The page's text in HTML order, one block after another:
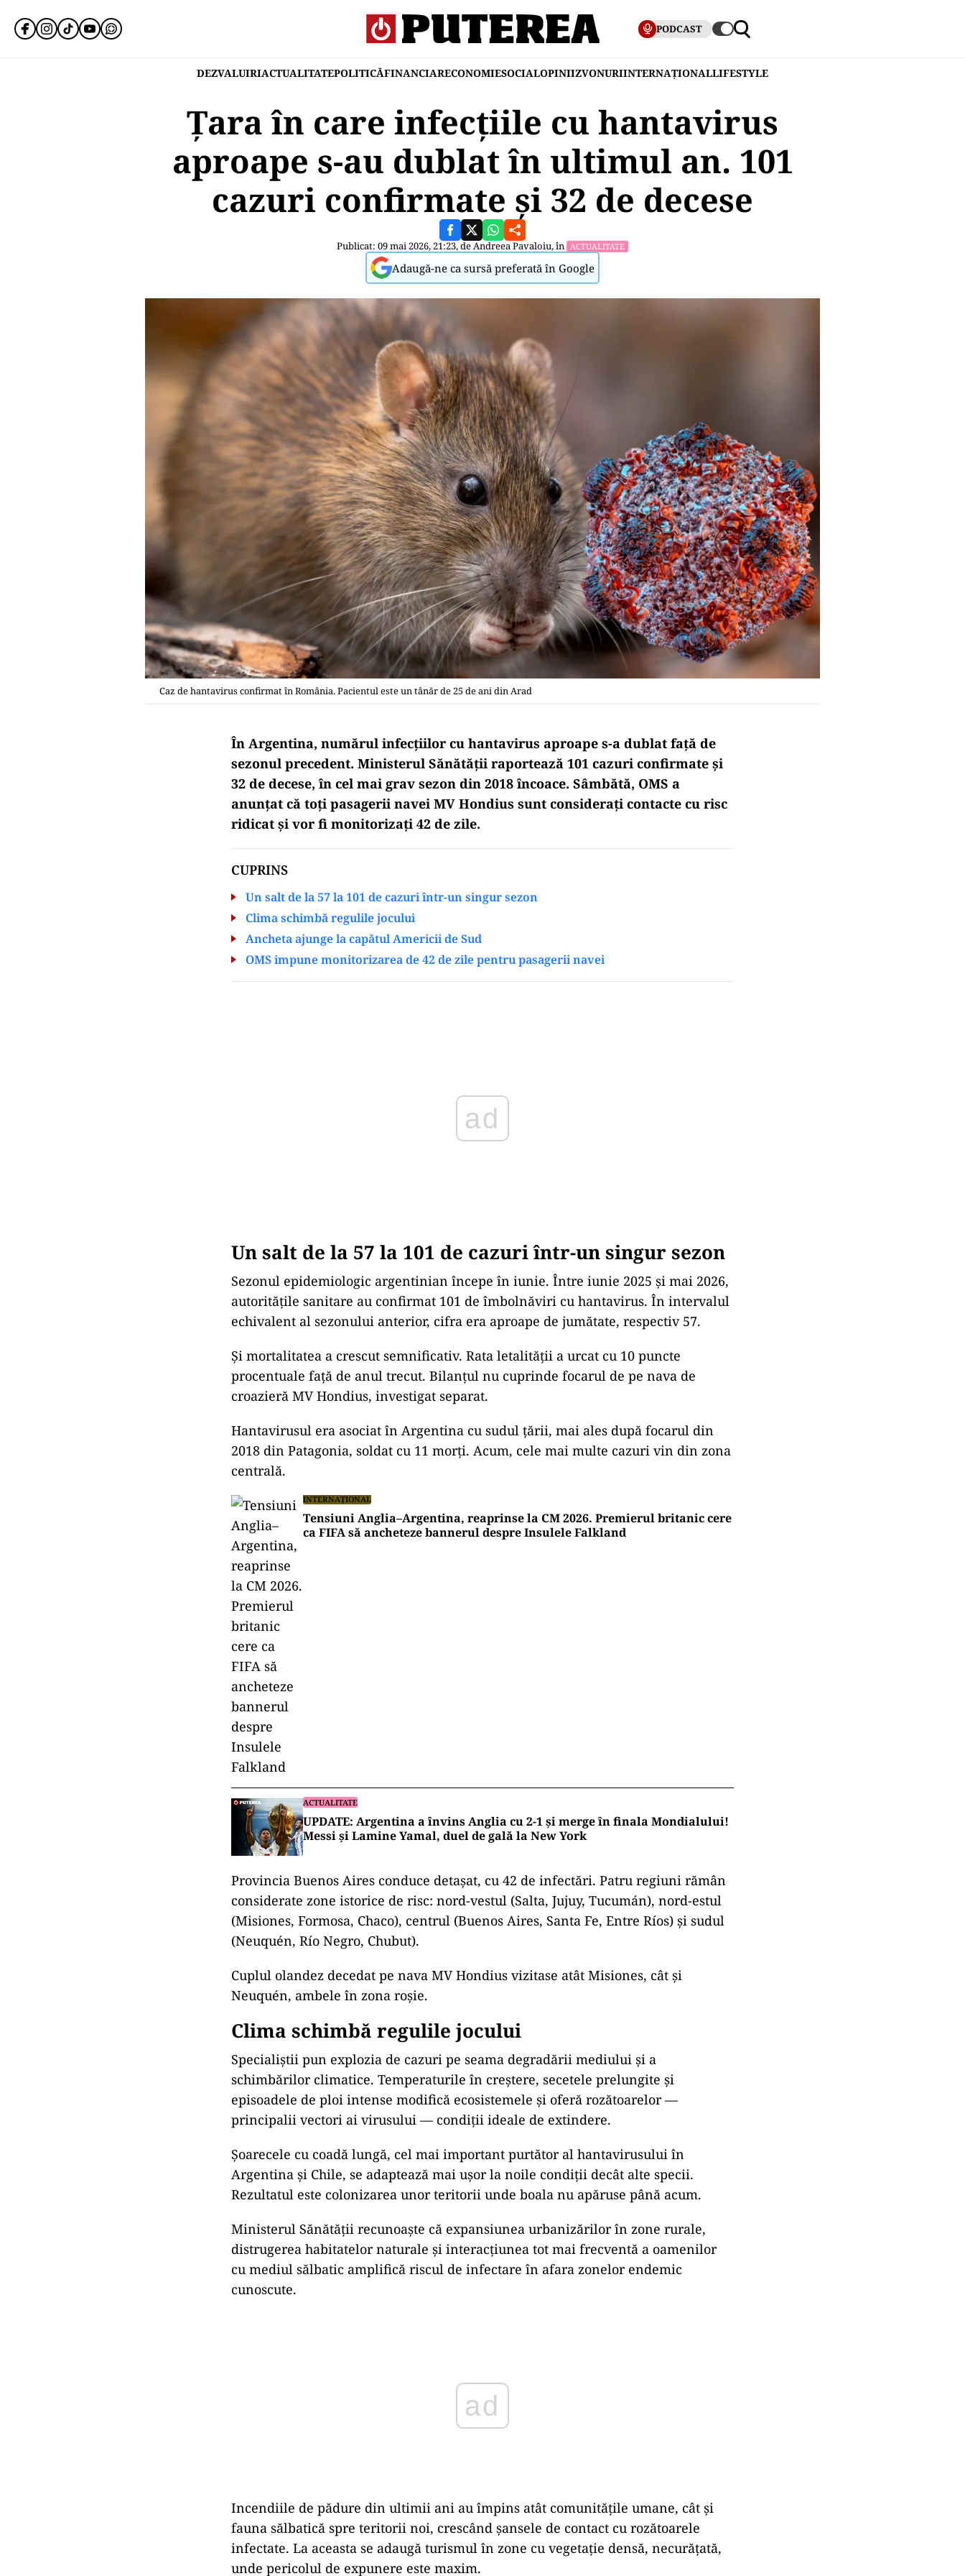
PODCAST
DEZVALUIRIACTUALITATEPOLITICĂFINANCIARECONOMIESOCIALOPINIIZVONURIINTERNAȚIONALLIFESTYLE
Țara în care infecțiile cu hantavirus
aproape s-au dublat în ultimul an. 101
cazuri confirmate și 32 de decese
Publicat: 09 mai 2026, 21:23, deAndreea Pavaloiu, în ACTUALITATE
Adaugă-ne ca sursă preferată în Google
Caz de hantavirus confirmat în România. Pacientul este un tânăr de 25 de ani din Arad
În Argentina, numărul infecțiilor cu hantavirus aproape s-a dublat față de
sezonul precedent. Ministerul Sănătății raportează 101 cazuri confirmate și
32 de decese, în cel mai grav sezon din 2018 încoace. Sâmbătă, OMS a
anunțat că toți pasagerii navei MV Hondius sunt considerați contacte cu risc
ridicat și vor fi monitorizați 42 de zile.
CUPRINS
Un salt de la 57 la 101 de cazuri într-un singur sezon
Clima schimbă regulile jocului
Ancheta ajunge la capătul Americii de Sud
OMS impune monitorizarea de 42 de zile pentru pasagerii navei
Un salt de la 57 la 101 de cazuri într-un singur sezon
Sezonul epidemiologic argentinian începe în iunie. Între iunie 2025 și mai 2026,
autoritățile sanitare au confirmat 101 de îmbolnăviri cu hantavirus. În intervalul
echivalent al sezonului anterior, cifra era aproape de jumătate, respectiv 57.
Și mortalitatea a crescut semnificativ. Rata letalității a urcat cu 10 puncte
procentuale față de anul trecut. Bilanțul nu cuprinde focarul de pe nava de
croazieră MV Hondius, investigat separat.
Hantavirusul era asociat în Argentina cu sudul țării, mai ales după focarul din
2018 din Patagonia, soldat cu 11 morți. Acum, cele mai multe cazuri vin din zona
centrală.
INTERNAȚIONAL
Tensiuni Anglia–Argentina, reaprinse la CM 2026. Premierul britanic cere
ca FIFA să ancheteze bannerul despre Insulele Falkland
ACTUALITATE
UPDATE: Argentina a învins Anglia cu 2-1 și merge în finala Mondialului!
Messi și Lamine Yamal, duel de gală la New York
Provincia Buenos Aires conduce detașat, cu 42 de infectări. Patru regiuni rămân
considerate zone istorice de risc: nord-vestul (Salta, Jujuy, Tucumán), nord-estul
(Misiones, Formosa, Chaco), centrul (Buenos Aires, Santa Fe, Entre Ríos) și sudul
(Neuquén, Río Negro, Chubut).
Cuplul olandez decedat pe nava MV Hondius vizitase atât Misiones, cât și
Neuquén, ambele în zona roșie.
Clima schimbă regulile jocului
Specialiștii pun explozia de cazuri pe seama degradării mediului și a
schimbărilor climatice. Temperaturile în creștere, secetele prelungite și
episoadele de ploi intense modifică ecosistemele și oferă rozătoarelor —
principalii vectori ai virusului — condiții ideale de extindere.
Șoarecele cu coadă lungă, cel mai important purtător al hantavirusului în
Argentina și Chile, se adaptează mai ușor la noile condiții decât alte specii.
Rezultatul este colonizarea unor teritorii unde boala nu apăruse până acum.
Ministerul Sănătății recunoaște că expansiunea urbanizărilor în zone rurale,
distrugerea habitatelor naturale și interacțiunea tot mai frecventă a oamenilor
cu mediul sălbatic amplifică riscul de infectare în afara zonelor endemic
cunoscute.
ad
Incendiile de pădure din ultimii ani au împins atât comunitățile umane, cât și
fauna sălbatică spre teritorii noi, crescând șansele de contact cu rozătoarele
infectate. La aceasta se adaugă turismul în zone cu vegetație densă, necurățată,
unde pericolul de expunere este maxim.